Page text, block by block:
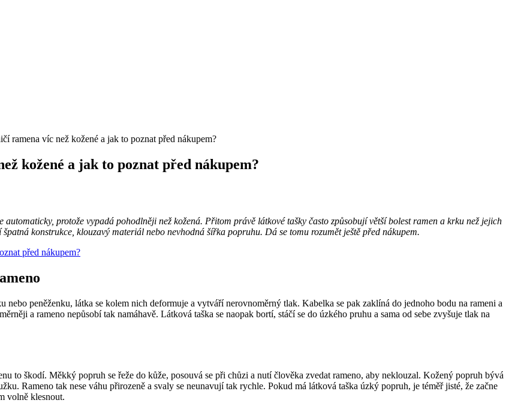
ramena víc než kožené a jak to poznat před nákupem?
kožené a jak to poznat před nákupem?
protože vypadá pohodlněji než kožená. Přitom právě látkové tašky často způsobují větší bolest ramen a krku než jejich
konstrukce, klouzavý materiál nebo nevhodná šířka popruhu. Dá se tomu rozumět ještě před nákupem.
peněženku, látka se kolem nich deformuje a vytváří nerovnoměrný tlak. Kabelka se pak zaklíná do jednoho bodu na rameni a
a rameno nepůsobí tak namáhavě. Látková taška se naopak bortí, stáčí se do úzkého pruhu a sama od sebe zvyšuje tlak na
to škodí. Měkký popruh se řeže do kůže, posouvá se při chůzi a nutí člověka zvedat rameno, aby neklouzal. Kožený popruh bývá
Rameno tak nese váhu přirozeně a svaly se neunavují tak rychle. Pokud má látková taška úzký popruh, je téměř jisté, že začne
volně klesnout.